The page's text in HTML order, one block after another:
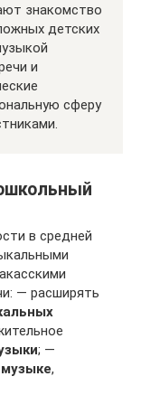
знакомство
детских
и
сферу
в средней
— расширять
; —
музыке,